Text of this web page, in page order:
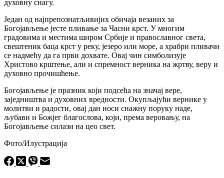
духовну снагу.
Један од најпрепознатљивијих обичаја везаних за
Богојављење јесте пливање за Часни крст. У многим
градовима и местима широм Србије и православног света,
свештеник баца крст у реку, језеро или море, а храбри пливачи
се надмећу да га први дохвате. Овај чин симболизује
Христово крштење, али и спремност верника на жртву, веру и
духовно прочишћење.
Богојављење је празник који подсећа на значај вере,
заједништва и духовних вредности. Окупљајући вернике у
молитви и радости, овај дан носи снажну поруку наде,
љубави и Божјег благослова, који, према веровању, на
Богојављење силази на цео свет.
Фото/Илустрација